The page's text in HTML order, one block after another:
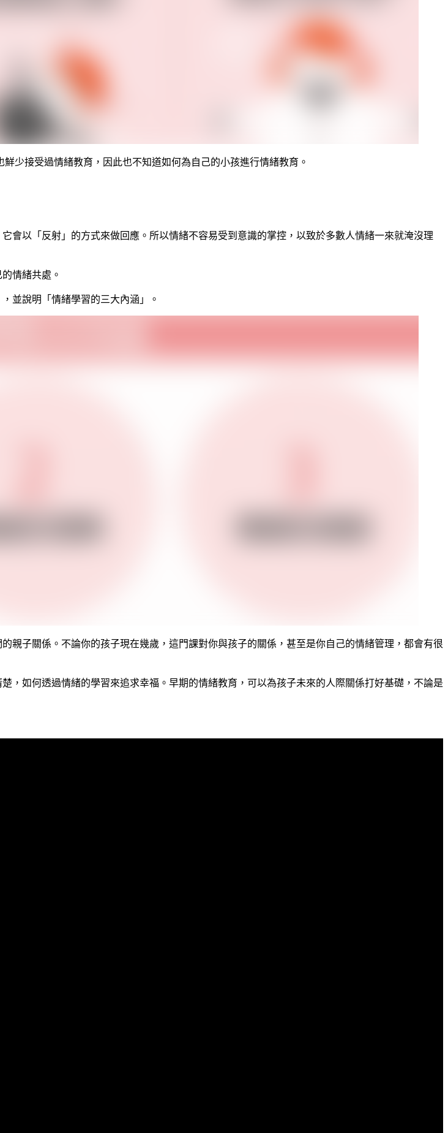
少接受過情緒教育，因此也不知道如何為自己的小孩進行情緒教育。
會以「反射」的方式來做回應。所以情緒不容易受到意識的掌控，以致於多數人情緒一來就淹沒理
情緒共處。
並說明「情緒學習的三大內涵」。
的親子關係。不論你的孩子現在幾歲，這門課對你與孩子的關係，甚至是你自己的情緒管理，都會有很
，如何透過情緒的學習來追求幸福。早期的情緒教育，可以為孩子未來的人際關係打好基礎，不論是